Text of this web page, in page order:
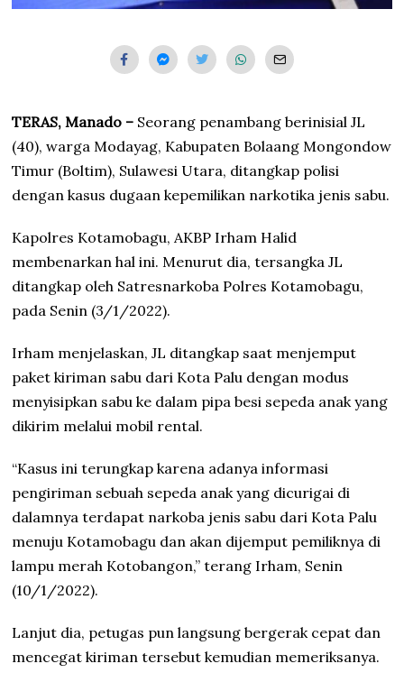
TERAS, Manado – Seorang penambang berinisial JL
(40), warga Modayag, Kabupaten Bolaang Mongondow
Timur (Boltim), Sulawesi Utara, ditangkap polisi
dengan kasus dugaan kepemilikan narkotika jenis sabu.
Kapolres Kotamobagu, AKBP Irham Halid
membenarkan hal ini. Menurut dia, tersangka JL
ditangkap oleh Satresnarkoba Polres Kotamobagu,
pada Senin (3/1/2022).
Irham menjelaskan, JL ditangkap saat menjemput
paket kiriman sabu dari Kota Palu dengan modus
menyisipkan sabu ke dalam pipa besi sepeda anak yang
dikirim melalui mobil rental.
“Kasus ini terungkap karena adanya informasi
pengiriman sebuah sepeda anak yang dicurigai di
dalamnya terdapat narkoba jenis sabu dari Kota Palu
menuju Kotamobagu dan akan dijemput pemiliknya di
lampu merah Kotobangon,” terang Irham, Senin
(10/1/2022).
Lanjut dia, petugas pun langsung bergerak cepat dan
mencegat kiriman tersebut kemudian memeriksanya.